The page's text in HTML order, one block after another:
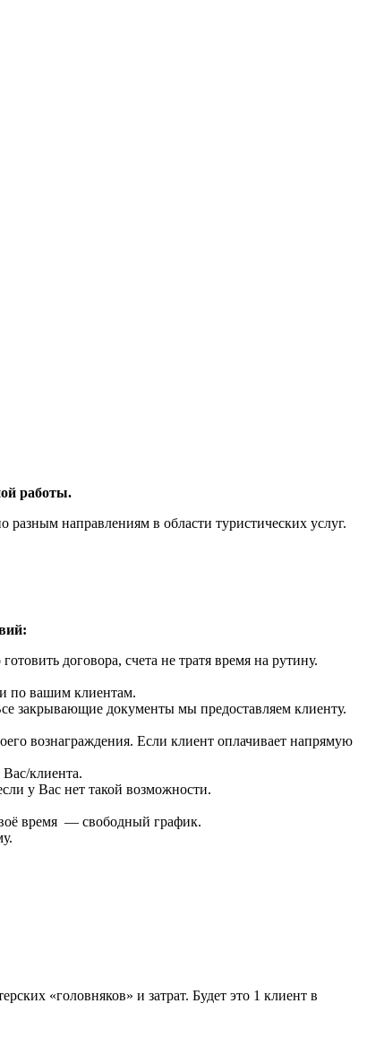
работы.
направлениям в области туристических услуг.
договора, счета не тратя время на рутину.
по вашим клиентам.
закрывающие документы мы предоставляем клиенту.
вознаграждения. Если клиент оплачивает напрямую
клиента.
у Вас нет такой возможности.
время — свободный график.
«головняков» и затрат. Будет это 1 клиент в